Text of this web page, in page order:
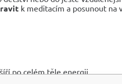
k meditacím a posunout na
po celém těle energii